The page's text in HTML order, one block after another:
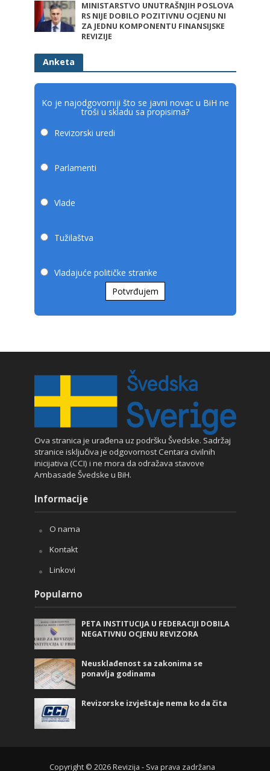
MINISTARSTVO UNUTRAŠNJIH POSLOVA
RS NIJE DOBILO POZITIVNU OCJENU NI
ZA JEDNU KOMPONENTU FINANSIJSKE
REVIZIJE
Anketa
Ko je najodgovorniji što se javni novac u BiH ne
troši u skladu sa propisima?
Revizorski uredi
Parlamenti
Vlade
Tužilaštva
Vladajuće političke stranke
Potvrđujem
Ova stranica je urađena uz podršku Švedske. Sadržaj
stranice isključiva je odgovornost Centara civilnih
inicijativa (CCI) i ne mora da odražava stavove
Ambasade Švedske u BiH.
Informacije
O nama
Kontakt
Linkovi
Popularno
PETA INSTITUCIJA U FEDERACIJI DOBILA
NEGATIVNU OCJENU REVIZORA
Neusklađenost sa zakonima se
ponavlja godinama
Revizorske izvještaje nema ko da čita
Copyright © 2026 Revizija - Sva prava zadržana